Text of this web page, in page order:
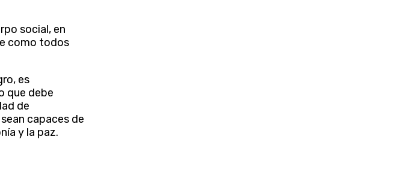
social, en
como todos
es
que debe
de
capaces de
y la paz.